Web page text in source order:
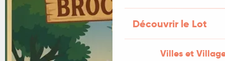
Découvrir le Lot
Villes et